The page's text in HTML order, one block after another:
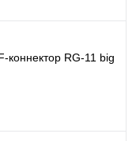
RG-11 big